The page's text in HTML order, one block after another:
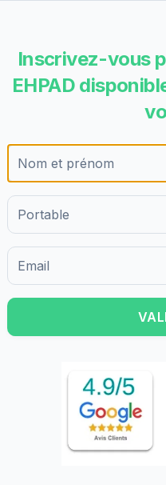
?
Inscrivez-vous
EHPAD
Formulaire d'inscription pour